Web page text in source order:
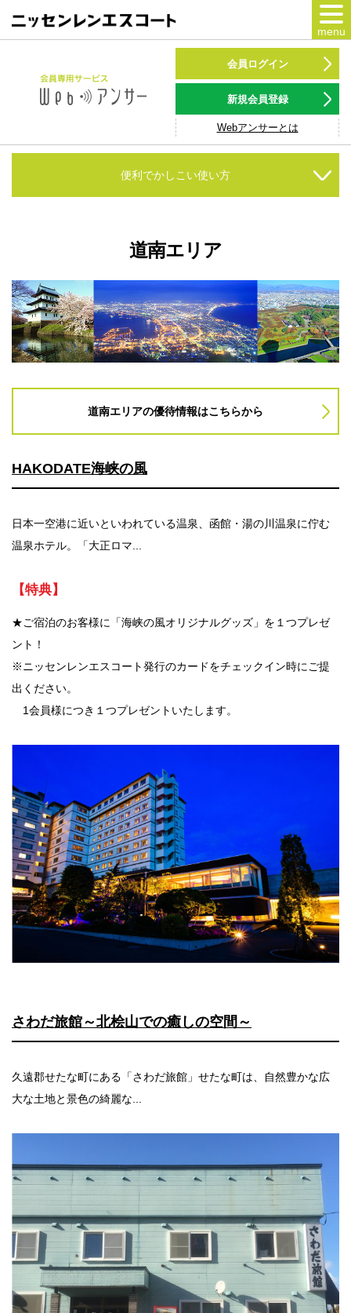
menu
カードをつかう
NSポイント
キャンペーン
サービス
各種ローン
お客様サポート
法人のみなさま
加盟店のみなさま
会員ログイン
新規会員登録
Webアンサーとは
便利でかしこい使い方
道南エリア
道南エリアの優待情報はこちらから
HAKODATE海峡の風
日本一空港に近いといわれている温泉、函館・湯の川温泉に佇む
温泉ホテル。「大正ロマ...
【特典】
★ご宿泊のお客様に「海峡の風オリジナルグッズ」を１つプレゼ
ント！
※ニッセンレンエスコート発行のカードをチェックイン時にご提
出ください。
1会員様につき１つプレゼントいたします。
さわだ旅館～北桧山での癒しの空間～
久遠郡せたな町にある「さわだ旅館」せたな町は、自然豊かな広
大な土地と景色の綺麗な...